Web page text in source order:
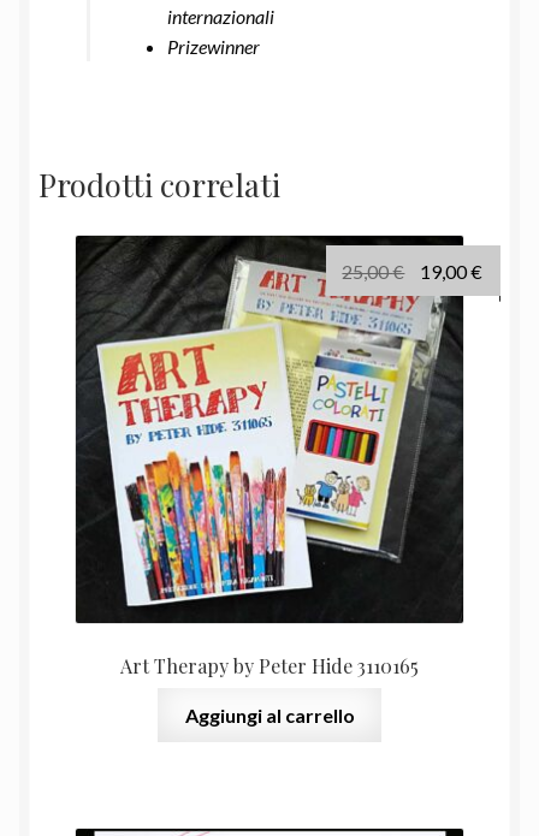
internazionali
Prizewinner
Prodotti correlati
Art Therapy by Peter Hide 3110165
25,00€
prezzo
originale
era:
25,00 €.
19,00€
Aggiungi al carrello